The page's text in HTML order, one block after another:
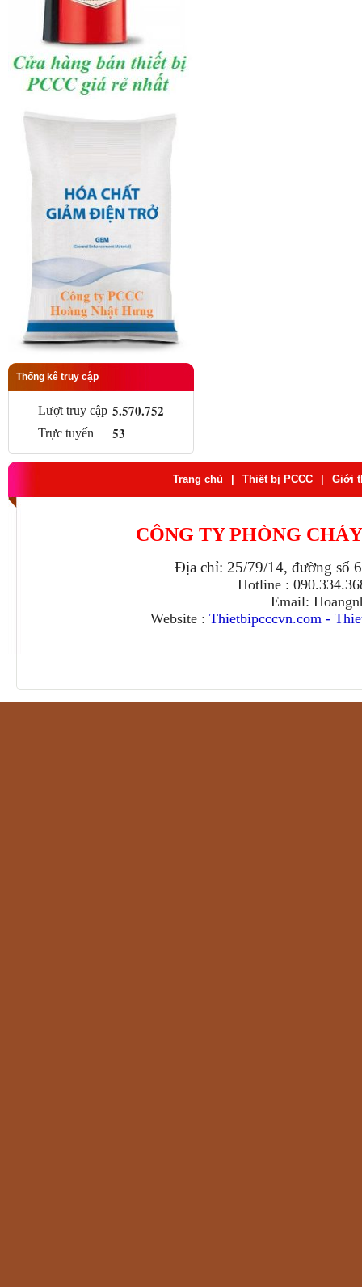
Thống kê truy cập
Lượt truy cập 5.570.752
Trực tuyến 53
Trang chủ Thiết bị PCCC Giới
CÔNG TY PHÒNG
Địa chỉ: 25/79/14, đường số
Hotline :
Email:
Website : Thietbipcccvn.com -